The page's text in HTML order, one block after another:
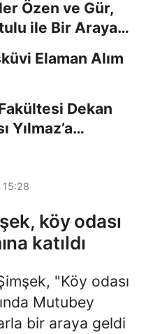
Özen ve Gür,
ile Bir Araya
Elaman Alım
Dekan
Yılmaz’a
15:28
köy odası
katıldı
"Köy odası
Mutubey
bir araya geldi